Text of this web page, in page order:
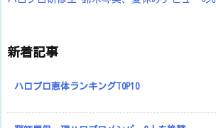
新着記事
ハロプロ恵体ランキングTOP10